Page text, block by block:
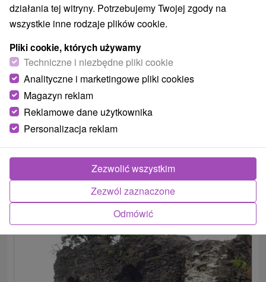
Hrad Veľký Kamenec
Košický kraj -
Zrúcaniny hradu v najjužnejšej časti Východoslovenskej
na juhozápad od...
POKAZ
działania tej witryny. Potrzebujemy Twojej zgody na
wszystkie inne rodzaje plików cookie.
Pliki cookie, których używamy
Techniczne i niezbędne pliki cookie
Analityczne i marketingowe pliki cookies
Magazyn reklam
Reklamowe dane użytkownika
Personalizacja reklam
Odmówić
Zezwól zaznaczone
Zezwolić wszystkim